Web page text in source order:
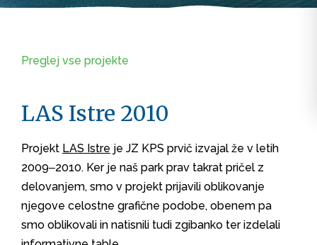
Preglej vse projekte
LAS Istre 2010
Projekt LAS Istre je JZ KPS prvič izvajal že v letih
2009‒2010. Ker je naš park prav takrat pričel z
delovanjem, smo v projekt prijavili oblikovanje
njegove celostne grafične podobe, obenem pa
smo oblikovali in natisnili tudi zgibanko ter izdelali